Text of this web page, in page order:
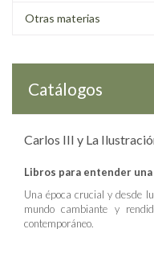
Otras materias
Catálogos
Carlos III y La
Libros para entender una
Una época crucial y desde
mundo cambiante y
contemporáneo.